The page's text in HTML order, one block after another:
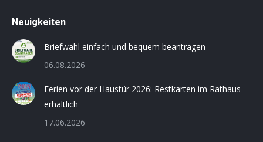
Neuigkeiten
Briefwahl einfach und bequem beantragen
06.08.2026
Ferien vor der Haustür 2026: Restkarten im Rathaus
erhältlich
17.06.2026